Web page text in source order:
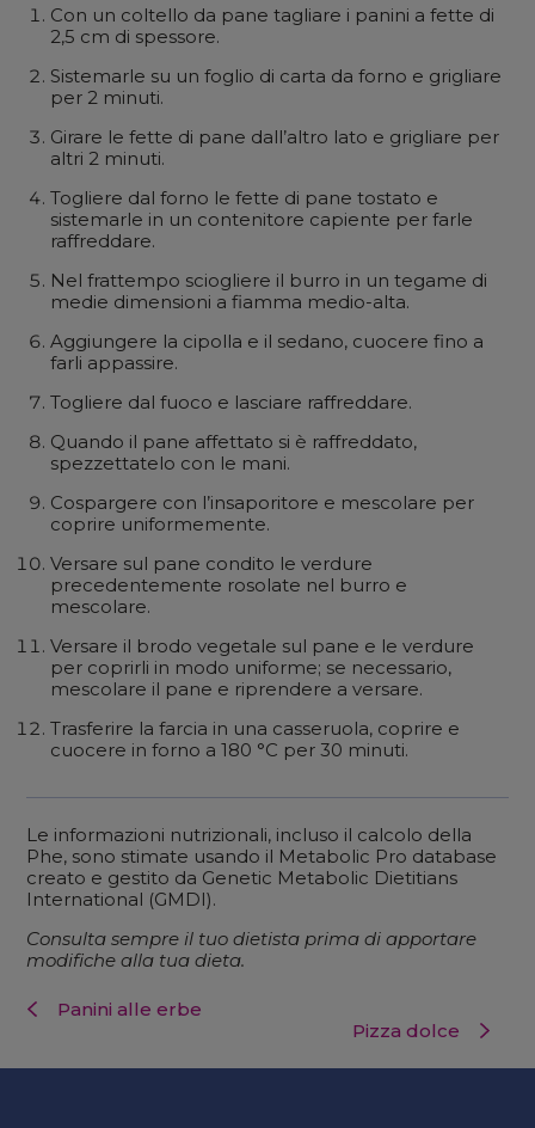
Con un coltello da pane tagliare i panini a fette di
2,5 cm di spessore.
Sistemarle su un foglio di carta da forno e grigliare
per 2 minuti.
Girare le fette di pane dall’altro lato e grigliare per
altri 2 minuti.
Togliere dal forno le fette di pane tostato e
sistemarle in un contenitore capiente per farle
raffreddare.
Nel frattempo sciogliere il burro in un tegame di
medie dimensioni a fiamma medio-alta.
Aggiungere la cipolla e il sedano, cuocere fino a
farli appassire.
Togliere dal fuoco e lasciare raffreddare.
Quando il pane affettato si è raffreddato,
spezzettatelo con le mani.
Cospargere con l’insaporitore e mescolare per
coprire uniformemente.
Versare sul pane condito le verdure
precedentemente rosolate nel burro e
mescolare.
Versare il brodo vegetale sul pane e le verdure
per coprirli in modo uniforme; se necessario,
mescolare il pane e riprendere a versare.
Trasferire la farcia in una casseruola, coprire e
cuocere in forno a 180 °C per 30 minuti.
Le informazioni nutrizionali, incluso il calcolo della
Phe, sono stimate usando il Metabolic Pro database
creato e gestito da Genetic Metabolic Dietitians
International (GMDI).
Consulta sempre il tuo dietista prima di apportare
modifiche alla tua dieta.
Panini alle erbe
Pizza dolce